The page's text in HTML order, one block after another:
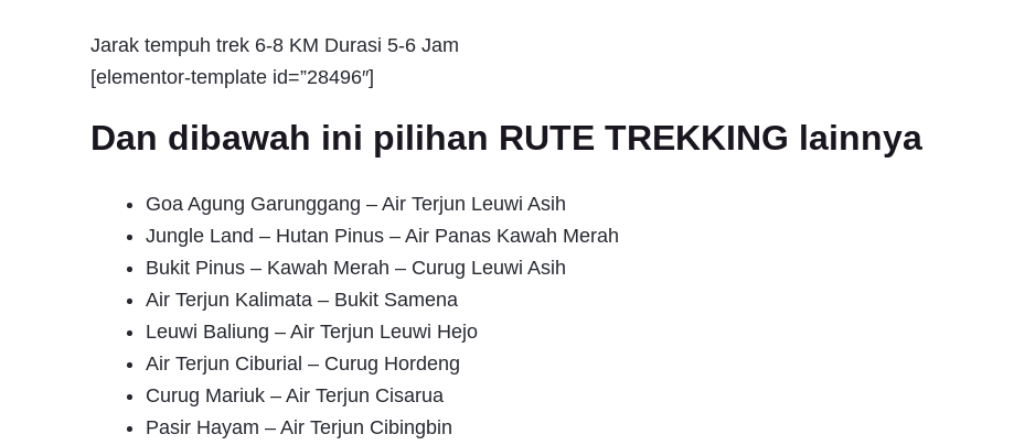
Jarak tempuh trek 6-8 KM Durasi 5-6 Jam
[elementor-template id=”28496″]
Dan dibawah ini pilihan RUTE TREKKING lainnya
Goa Agung Garunggang – Air Terjun Leuwi Asih
Jungle Land – Hutan Pinus – Air Panas Kawah Merah
Bukit Pinus – Kawah Merah – Curug Leuwi Asih
Air Terjun Kalimata – Bukit Samena
Leuwi Baliung – Air Terjun Leuwi Hejo
Air Terjun Ciburial – Curug Hordeng
Curug Mariuk – Air Terjun Cisarua
Pasir Hayam – Air Terjun Cibingbin